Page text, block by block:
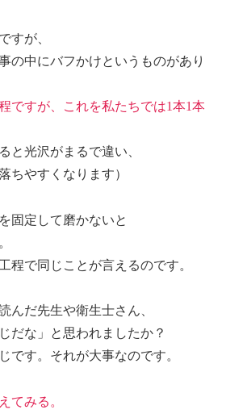
すが、
の中にバフかけというものがあり
ですが、これを私たちでは1本1本
と光沢がまるで違い、
ちやすくなります）
固定して磨かないと
程で同じことが言えるのです。
んだ先生や衛生士さん、
だな」と思われましたか？
です。それが大事なのです。
てみる。